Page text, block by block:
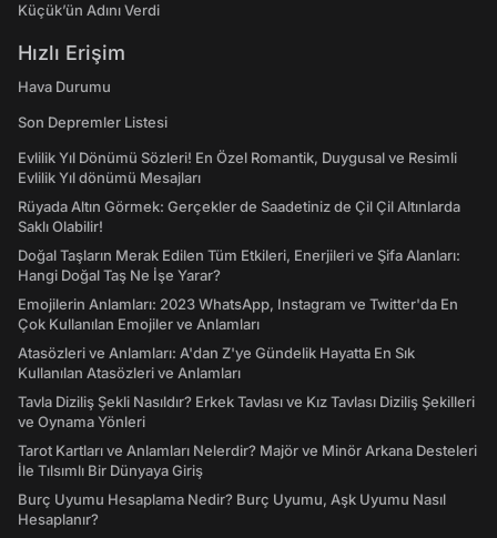
Küçük’ün Adını Verdi
Hızlı Erişim
Hava Durumu
Son Depremler Listesi
Evlilik Yıl Dönümü Sözleri! En Özel Romantik, Duygusal ve Resimli
Evlilik Yıl dönümü Mesajları
Rüyada Altın Görmek: Gerçekler de Saadetiniz de Çil Çil Altınlarda
Saklı Olabilir!
Doğal Taşların Merak Edilen Tüm Etkileri, Enerjileri ve Şifa Alanları:
Hangi Doğal Taş Ne İşe Yarar?
Emojilerin Anlamları: 2023 WhatsApp, Instagram ve Twitter'da En
Çok Kullanılan Emojiler ve Anlamları
Atasözleri ve Anlamları: A'dan Z'ye Gündelik Hayatta En Sık
Kullanılan Atasözleri ve Anlamları
Tavla Diziliş Şekli Nasıldır? Erkek Tavlası ve Kız Tavlası Diziliş Şekilleri
ve Oynama Yönleri
Tarot Kartları ve Anlamları Nelerdir? Majör ve Minör Arkana Desteleri
İle Tılsımlı Bir Dünyaya Giriş
Burç Uyumu Hesaplama Nedir? Burç Uyumu, Aşk Uyumu Nasıl
Hesaplanır?